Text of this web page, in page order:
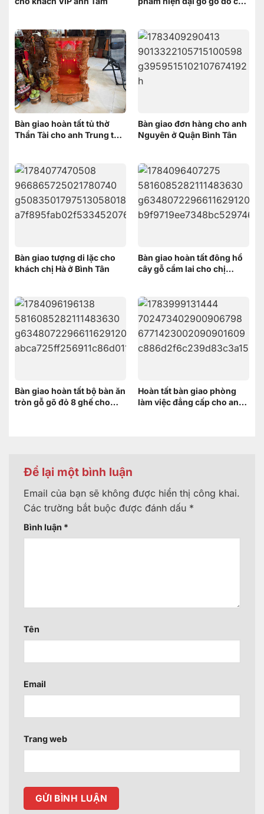
Bàn giao hoàn tất tủ thờ
Thần Tài cho anh Trung tại
Bàn giao đơn hàng cho anh
Nguyên ở Quận Bình Tân
Bàn giao tượng di lặc cho
khách chị Hà ở Bình Tân
Bàn giao hoàn tất đông hồ
cây gỗ cẩm lai cho chị
Bàn giao hoàn tất bộ bàn ăn
tròn gỗ gõ đỏ 8 ghế cho
Hoàn tất bàn giao phòng
làm việc đẳng cấp cho anh
Để lại một bình luận
Email của bạn sẽ không được hiển thị công khai.
Các trường bắt buộc được đánh dấu *
Bình luận *
Tên
Email
Trang web